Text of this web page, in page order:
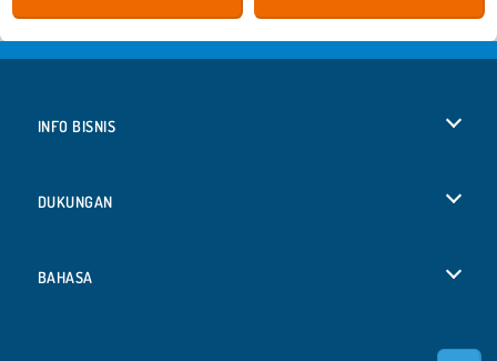
INFO BISNIS
DUKUNGAN
BAHASA